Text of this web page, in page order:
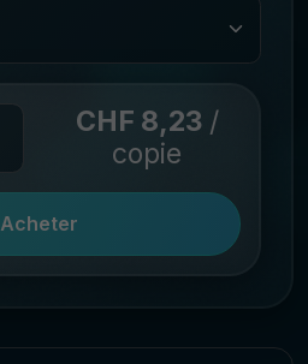
CHF 8,23 /
copie
Acheter